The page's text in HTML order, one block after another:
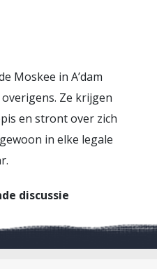
Moskee in A’dam
Ze krijgen
en stront over zich
in elke legale
discussie